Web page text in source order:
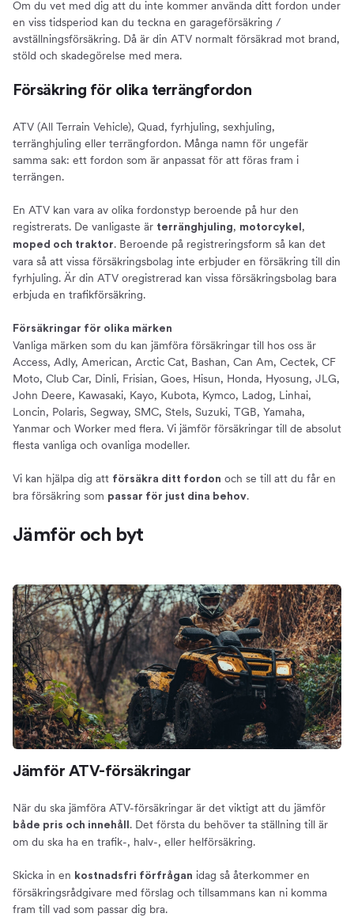
Om du vet med dig att du inte kommer använda ditt fordon under
en viss tidsperiod kan du teckna en garageförsäkring /
avställningsförsäkring. Då är din ATV normalt försäkrad mot brand,
stöld och skadegörelse med mera.
Försäkring för olika terrängfordon
ATV (All Terrain Vehicle), Quad, fyrhjuling, sexhjuling,
terränghjuling eller terrängfordon. Många namn för ungefär
samma sak: ett fordon som är anpassat för att föras fram i
terrängen.
En ATV kan vara av olika fordonstyp beroende på hur den
registrerats. De vanligaste är terränghjuling, motorcykel ,
moped och traktor. Beroende på registreringsform så kan det
vara så att vissa försäkringsbolag inte erbjuder en försäkring till din
fyrhjuling. Är din ATV oregistrerad kan vissa försäkringsbolag bara
erbjuda en trafikförsäkring.
Försäkringar för olika märken
Vanliga märken som du kan jämföra försäkringar till hos oss är
Access, Adly, American, Arctic Cat, Bashan, Can Am, Cectek, CF
Moto, Club Car, Dinli, Frisian, Goes, Hisun, Honda, Hyosung, JLG,
John Deere, Kawasaki, Kayo, Kubota, Kymco, Ladog, Linhai,
Loncin, Polaris, Segway, SMC, Stels, Suzuki, TGB, Yamaha,
Yanmar och Worker med flera. Vi jämför försäkringar till de absolut
flesta vanliga och ovanliga modeller.
Vi kan hjälpa dig att försäkra ditt fordon och se till att du får en
bra försäkring som passar för just dina behov.
Jämför och byt
Jämför ATV-försäkringar
När du ska jämföra ATV-försäkringar är det viktigt att du jämför
både pris och innehåll . Det första du behöver ta ställning till är
om du ska ha en trafik-, halv-, eller helförsäkring.
Skicka in en kostnadsfri förfrågan idag så återkommer en
försäkringsrådgivare med förslag och tillsammans kan ni komma
fram till vad som passar dig bra.